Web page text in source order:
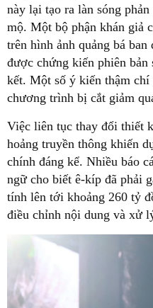
này lại tạo ra làn sóng
mộ. Một bộ phận khán giả
trên hình ảnh quảng bá
được chứng kiến phiên bản
kết. Một số ý kiến thậm chí
chương trình bị cắt giảm
Việc liên tục thay đổi thiết
hoảng truyền thông khiến
chính đáng kể. Nhiều báo
ngữ cho biết ê-kíp đã phải
tính lên tới khoảng 260 tỷ
điều chỉnh nội dung và xử